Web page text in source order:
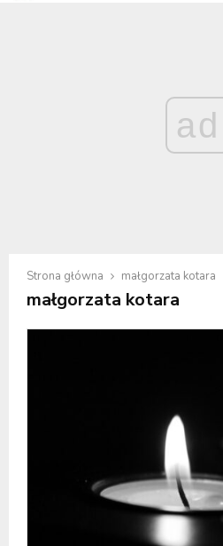
ad
Strona główna małgorzata kotara
małgorzata kotara